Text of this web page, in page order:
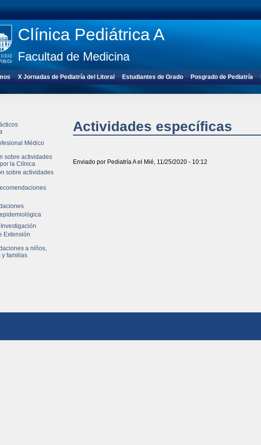
Clínica Pediátrica A
Facultad de Medicina
X Jornadas de Pediatría del Litoral Estudiantes de Grado Posgrado de Pediatría
Médico
sobre actividades
la Clínica
sobre actividades
Extensión
a niños,
y familias
Actividades específicas
Enviado por Pediatría Ael Mié, 11/25/2020 - 10:12